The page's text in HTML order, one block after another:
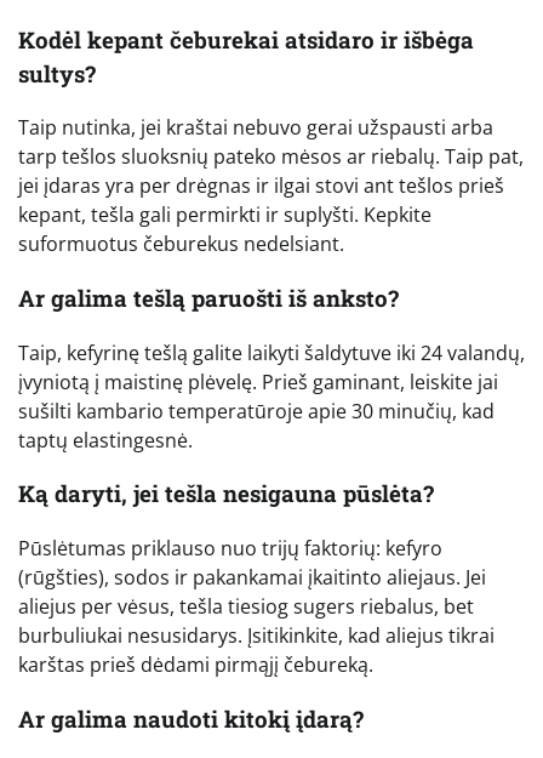
Kodėl kepant čeburekai atsidaro ir išbėga
sultys?
Taip nutinka, jei kraštai nebuvo gerai užspausti arba
tarp tešlos sluoksnių pateko mėsos ar riebalų. Taip pat,
jei įdaras yra per drėgnas ir ilgai stovi ant tešlos prieš
kepant, tešla gali permirkti ir suplyšti. Kepkite
suformuotus čeburekus nedelsiant.
Ar galima tešlą paruošti iš anksto?
Taip, kefyrinę tešlą galite laikyti šaldytuve iki 24 valandų,
įvyniotą į maistinę plėvelę. Prieš gaminant, leiskite jai
sušilti kambario temperatūroje apie 30 minučių, kad
taptų elastingesnė.
Ką daryti, jei tešla nesigauna pūslėta?
Pūslėtumas priklauso nuo trijų faktorių: kefyro
(rūgšties), sodos ir pakankamai įkaitinto aliejaus. Jei
aliejus per vėsus, tešla tiesiog sugers riebalus, bet
burbuliukai nesusidarys. Įsitikinkite, kad aliejus tikrai
karštas prieš dėdami pirmąjį čebureką.
Ar galima naudoti kitokį įdarą?